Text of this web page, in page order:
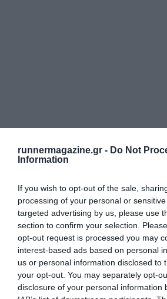
runnermagazine.gr - Do Not
Information
If you wish to opt-out of the sale,
processing of your personal or
targeted advertising by us, please use
section to confirm your selection.
opt-out request is processed you may
interest-based ads based on personal
us or personal information disclosed to
your opt-out. You may separately opt-
disclosure of your personal information